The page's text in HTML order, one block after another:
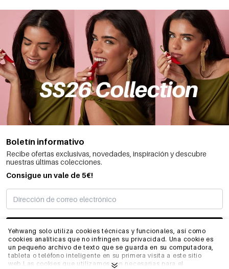
Yehwang solo utiliza cookies técnicas y funcionales, así como
cookies analíticas que no infringen su privacidad. Una cookie es
un pequeño archivo de texto que se guarda en su computadora,
tableta o teléfono inteligente en su primera visita a este sitio
web.Las cookies que utilizamos son necesarias para el
Boletín informativo
Recibe ofertas exclusivas, novedades, inspiración y descubre
nuestras últimas colecciones.
Consigue un vale de 5€!
SUSCRIBIRME
INFORMACIÓN